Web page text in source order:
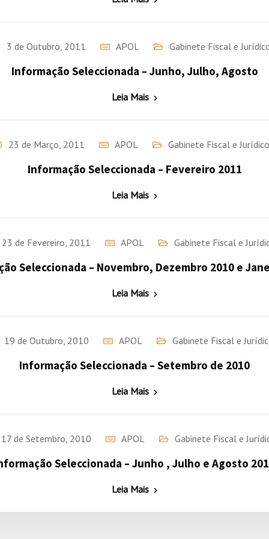
3 de Outubro, 2011 APOL Gabinete Fiscal e
Informação Seleccionada – Junho, Julho, Agosto
Leia Mais
23 de Março, 2011 APOL Gabinete Fiscal e Jurídico
Informação Seleccionada – Fevereiro 2011
Leia Mais
23 de Fevereiro, 2011 APOL Gabinete Fiscal e
Seleccionada – Novembro, Dezembro 2010 e
Leia Mais
19 de Outubro, 2010 APOL Gabinete Fiscal e
Informação Seleccionada – Setembro de 2010
Leia Mais
17 de Setembro, 2010 APOL Gabinete Fiscal e
Seleccionada – Junho , Julho e Agosto
Leia Mais